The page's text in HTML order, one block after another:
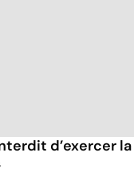
d’exercer la